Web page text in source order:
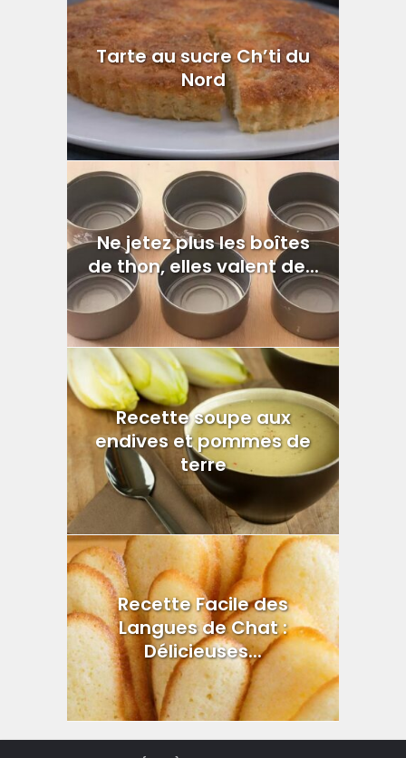
Tarte au sucre Ch’ti du
Nord
Ne jetez plus les boîtes
de thon, elles valent de...
Recette soupe aux
endives et pommes de
terre
Recette Facile des
Langues de Chat :
Délicieuses...